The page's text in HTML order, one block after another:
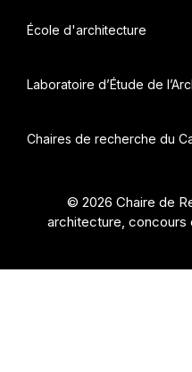
École d'architecture
Laboratoire d’Étude de
Chaires de recherche du
© 2026 Chaire de
architecture, concours